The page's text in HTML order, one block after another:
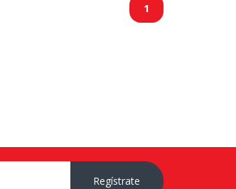
1
Regístrate